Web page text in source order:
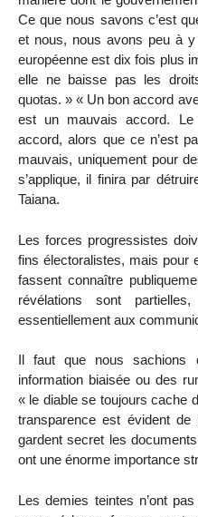
Ce que nous savons c’est
et nous, nous avons peu à y
européenne est dix fois plus
elle ne baisse pas les
quotas. » « Un bon accord
est un mauvais accord. Le
accord, alors que ce n’est
mauvais, uniquement pour
s’applique, il finira par
Taiana.
Les forces progressistes
fins électoralistes, mais pour
fassent connaître
révélations sont
essentiellement aux
Il faut que nous sachions
information biaisée ou des
« le diable se toujours cache
transparence est évident
gardent secret les
ont une énorme importance
Les demies teintes n’ont